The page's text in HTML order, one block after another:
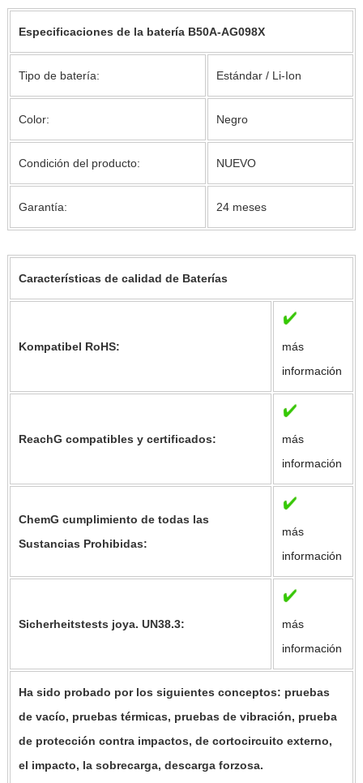
Especificaciones de la batería B50A-AG098X
Tipo de batería: Estándar / Li-Ion
Color: Negro
Condición del producto: NUEVO
Garantía: 24 meses
Características de calidad de Baterías
Kompatibel RoHS:
más
información
ReachG compatibles y certificados:
más
información
ChemG cumplimiento de todas las
Sustancias Prohibidas:
más
información
Sicherheitstests joya. UN38.3:
más
información
Ha sido probado por los siguientes conceptos: pruebas
de vacío, pruebas térmicas, pruebas de vibración, prueba
de protección contra impactos, de cortocircuito externo,
el impacto, la sobrecarga, descarga forzosa.